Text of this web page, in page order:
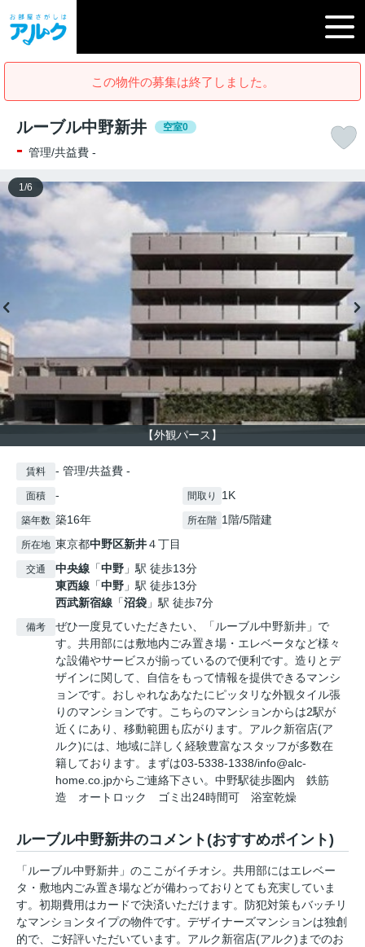
この物件の募集は終了しました。
ルーブル中野新井 空室0
- 管理/共益費 -
【外観パース】
1 /6
賃料 - 管理/共益費 -
面積 - 間取り 1K
築年数 築16年 所在階 1階/5階建
所在地 東京都中野区新井４丁目
交通 中央線 「中野 」駅 徒歩13分
東西線 「中野 」駅 徒歩13分
西武新宿線 「沼袋 」駅 徒歩7分
備考
ぜひ一度見ていただきたい、「ルーブル中野新井」で
す。共用部には敷地内ごみ置き場・エレベータなど様々
な設備やサービスが揃っているので便利です。造りとデ
ザインに関して、自信をもって情報を提供できるマンシ
ョンです。おしゃれなあなたにピッタリな外観タイル張
りのマンションです。こちらのマンションからは2駅が
近くにあり、移動範囲も広がります。アルク新宿店(ア
ルク)には、地域に詳しく経験豊富なスタッフが多数在
籍しております。まずは03-5338-1338/info@alc-
home.co.jpからご連絡下さい。中野駅徒歩圏内 鉄筋
造 オートロック ゴミ出24時間可 浴室乾燥
ルーブル中野新井のコメント(おすすめポイント)
「ルーブル中野新井」のここがイチオシ。共用部にはエレベー
タ・敷地内ごみ置き場などが備わっておりとても充実していま
す。初期費用はカードで決済いただけます。防犯対策もバッチリ
なマンションタイプの物件です。デザイナーズマンションは独創
的で、ご好評いただいています。アルク新宿店(アルク)までのお